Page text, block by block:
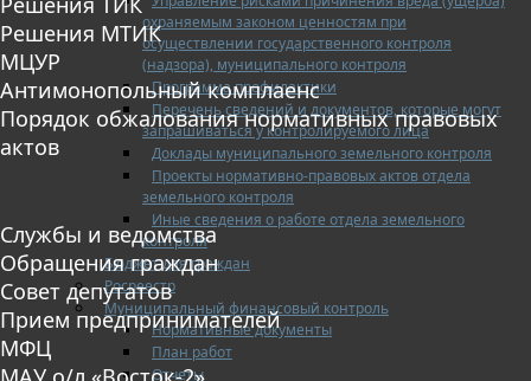
охраняемым законом ценностям при
осуществлении государственного контроля
(надзора), муниципального контроля
Программа профилактики
Перечень сведений и документов, которые могут
запрашиваться у контролируемого лица
Доклады муниципального земельного контроля
Проекты нормативно-правовых актов отдела
земельного контроля
Иные сведения о работе отдела земельного
контроля
Бюджет для граждан
Росреестр
Муниципальный финансовый контроль
Нормативные документы
План работ
Отчеты
Решения МТИК
МЦУР
Антимонопольный комплаенс
Порядок обжалования нормативных правовых
актов
Службы и ведомства
Обращения граждан
Совет депутатов
Прием предпринимателей
МФЦ